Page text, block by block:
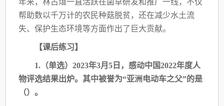
年来，林占熺一直活跃在菌草研发和推广一线，不仅
帮助数以千万计的农民种菇脱贫，还在减少水土流
失、保护生态环境等方面作出了巨大贡献。
【课后练习】
1.（单选）2023年3月5日，感动中国2022年度人
物评选结果出炉。其中被誉为“亚洲电动车之父”的是
（）。